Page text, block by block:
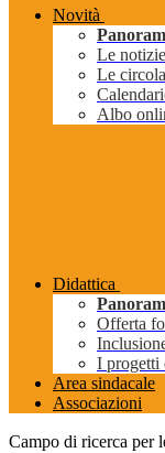
Novità
Le notizie
Le
Albo
Didattica
Offerta
I progetti
Area sindacale
Associazioni
Campo di ricerca per